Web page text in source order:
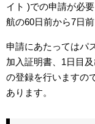
イト )での申請が必
航の60日前から7日
申請にあたってはパ
加入証明書、1日目
の登録を行いますの
あります。